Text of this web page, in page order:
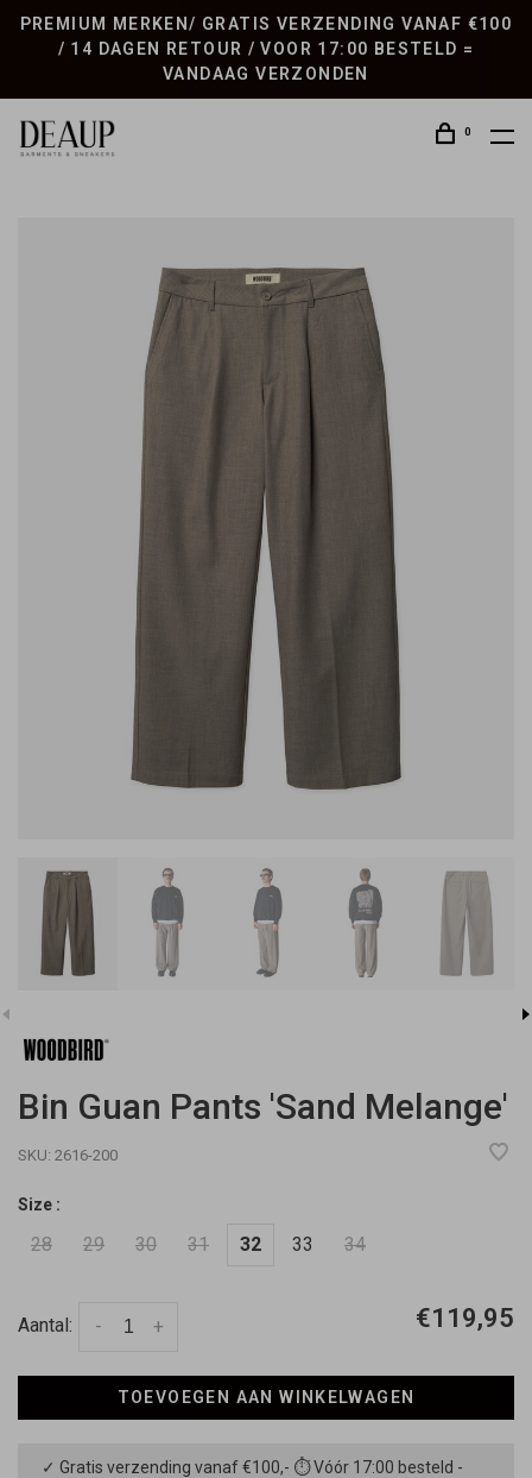
PREMIUM MERKEN/ GRATIS VERZENDING VANAF €100
/ 14 DAGEN RETOUR / VOOR 17:00 BESTELD =
VANDAAG VERZONDEN
0
Bin Guan Pants 'Sand Melange'
SKU: 2616-200
Size :
28 29 30 31 32 33 34
Aantal: +
- €119,95
TOEVOEGEN AAN WINKELWAGEN
✓ Gratis verzending vanaf €100,- ⏱ Vóór 17:00 besteld -